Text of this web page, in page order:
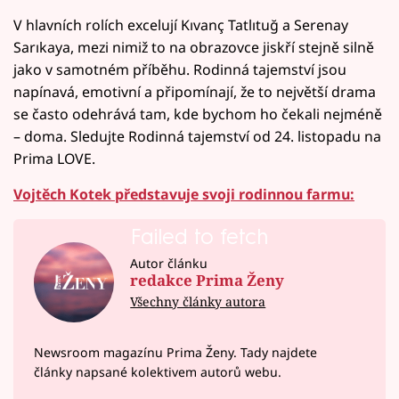
V hlavních rolích excelují Kıvanç Tatlıtuğ a Serenay
Sarıkaya, mezi nimiž to na obrazovce jiskří stejně silně
jako v samotném příběhu. Rodinná tajemství jsou
napínavá, emotivní a připomínají, že to největší drama
se často odehrává tam, kde bychom ho čekali nejméně
– doma. Sledujte Rodinná tajemství od 24. listopadu na
Prima LOVE.
Vojtěch Kotek představuje svoji rodinnou farmu:
Failed to fetch
Autor článku
redakce Prima Ženy
Všechny články autora
Newsroom magazínu Prima Ženy. Tady najdete
články napsané kolektivem autorů webu.